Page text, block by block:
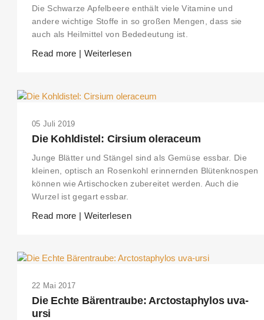
Die Schwarze Apfelbeere enthält viele Vitamine und
andere wichtige Stoffe in so großen Mengen, dass sie
auch als Heilmittel von Bededeutung ist.
Read more | Weiterlesen
05 Juli 2019
Die Kohldistel: Cirsium oleraceum
Junge Blätter und Stängel sind als Gemüse essbar. Die
kleinen, optisch an Rosenkohl erinnernden Blütenknospen
können wie Artischocken zubereitet werden. Auch die
Wurzel ist gegart essbar.
Read more | Weiterlesen
22 Mai 2017
Die Echte Bärentraube: Arctostaphylos uva-
ursi